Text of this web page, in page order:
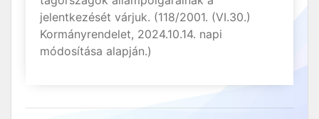
jelentkezését várjuk. (118/2001. (VI.30.)
Kormányrendelet, 2024.10.14. napi
módosítása alapján.)